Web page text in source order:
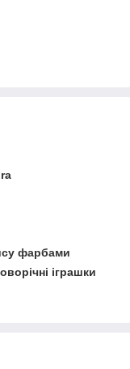
фарбами
іграшки